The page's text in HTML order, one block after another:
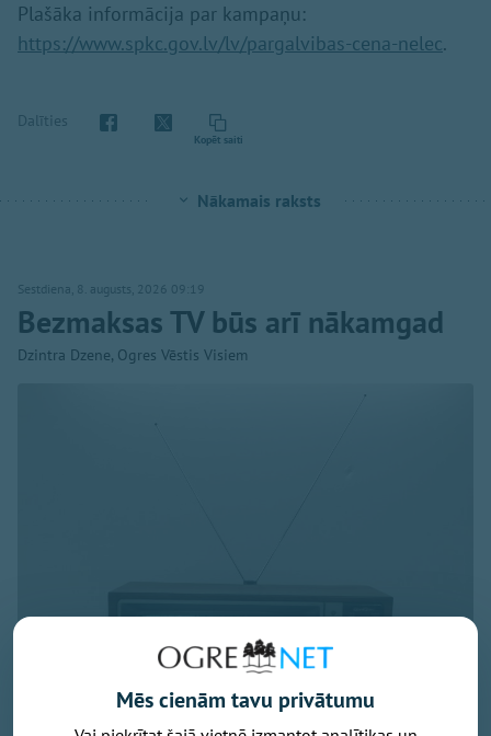
Plašāka informācija par kampaņu:
https://www.spkc.gov.lv/lv/pargalvibas-cena-nelec.
Dalīties
Kopēt saiti
Nākamais raksts
Sestdiena, 8. augusts, 2026 09:19
Bezmaksas TV būs arī nākamgad
Dzintra Dzene, Ogres Vēstis Visiem
Mēs cienām tavu privātumu